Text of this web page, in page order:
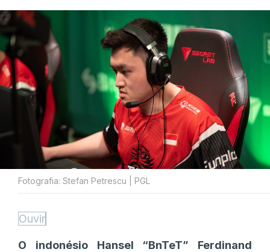
Fotografia: Stefan Petrescu | PGL
Ouvir
O indonésio Hansel “BnTeT” Ferdinand